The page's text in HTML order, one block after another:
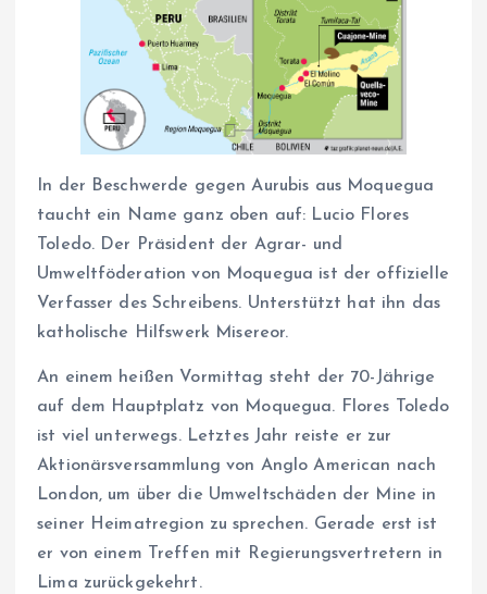
In der Beschwerde gegen Aurubis aus Moquegua
taucht ein Name ganz oben auf: Lucio Flores
Toledo. Der Präsident der Agrar- und
Umweltföderation von Moquegua ist der offizielle
Verfasser des Schreibens. Unterstützt hat ihn das
katholische Hilfswerk Misereor.
An einem heißen Vormittag steht der 70-Jährige
auf dem Hauptplatz von Moquegua. Flores Toledo
ist viel unterwegs. Letztes Jahr reiste er zur
Aktionärsversammlung von Anglo American nach
London, um über die Umweltschäden der Mine in
seiner Heimatregion zu sprechen. Gerade erst ist
er von einem Treffen mit Regierungsvertretern in
Lima zurückgekehrt.